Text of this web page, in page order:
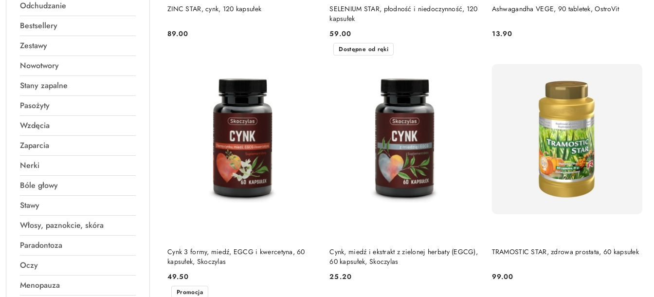
Odchudzanie
Bestsellery
Zestawy
Nowotwory
Stany zapalne
Pasożyty
Wzdęcia
Zaparcia
Nerki
Bóle głowy
Stawy
Włosy, paznokcie, skóra
Paradontoza
Oczy
Menopauza
ZINC STAR, cynk, 120 kapsułek
Cena:
89.00
DO KOSZYKA
SELENIUM STAR, płodność i niedoczynność, 120
kapsułek
Cena:
59.00
DO KOSZYKA Ashwagandha VEGE, 90 tabletek, OstroVit
Cena:
13.90
PRODUKT NIEDOSTĘPNY
Cynk 3 formy, miedź, EGCG i kwercetyna, 60
kapsułek, Skoczylas
Cena:
49.50
PRODUKT NIEDOSTĘPNY
Cynk, miedź i ekstrakt z zielonej herbaty (EGCG),
60 kapsułek, Skoczylas
Cena:
25.20
Dostępne od ręki
PRODUKT NIEDOSTĘPNY TRAMOSTIC STAR, zdrowa prostata, 60 kapsułek
Cena:
99.00
DO KOSZYKA
Promocja